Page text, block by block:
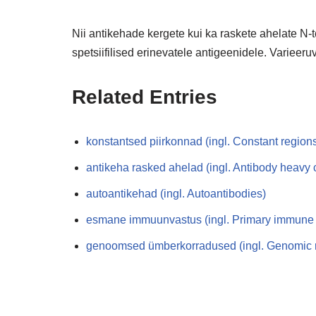
Nii antikehade kergete kui ka raskete ahelate
spetsiifilised erinevatele antigeenidele.
Related Entries
konstantsed piirkonnad (ingl. Constant
antikeha rasked ahelad (ingl. Antibody heavy
autoantikehad (ingl. Autoantibodies)
esmane immuunvastus (ingl. Primary
genoomsed ümberkorradused (ingl. Genomic